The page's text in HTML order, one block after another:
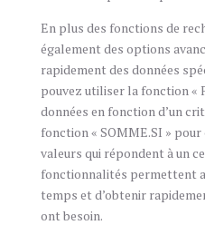
En plus des fonctions de
également des options
rapidement des données
pouvez utiliser la fonction «
données en fonction d’un
fonction « SOMME.SI »
valeurs qui répondent à un
fonctionnalités permettent
temps et d’obtenir
ont besoin.